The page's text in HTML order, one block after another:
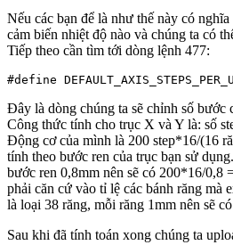
Nếu các bạn để là như thế này có
cảm biến nhiệt độ nào và chúng ta có
Tiếp theo cần tìm tới dòng lệnh 477:
#define
Đây là dòng chúng ta sẽ chỉnh số bước
Công thức tính cho trục X và Y là: số
Động cơ của mình là 200 step*16/(16
tính theo bước ren của trục bạn sử
bước ren 0,8mm nên sẽ có 200*16/0,8
phải căn cứ vào tỉ lệ các bánh răng mà
là loại 38 răng, mỗi răng 1mm nên sẽ
Sau khi đã tính toán xong chúng ta